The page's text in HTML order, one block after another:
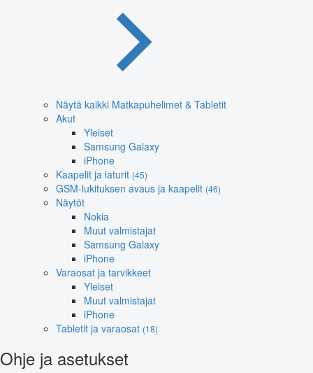
Näytä kaikki Matkapuhelimet & Tabletit
Akut
Yleiset
Samsung Galaxy
iPhone
Kaapelit ja laturit (45)
GSM-lukituksen avaus ja kaapelit (46)
Näytöt
Nokia
Muut valmistajat
Samsung Galaxy
iPhone
Varaosat ja tarvikkeet
Yleiset
Muut valmistajat
iPhone
Tabletit ja varaosat (18)
Ohje ja asetukset